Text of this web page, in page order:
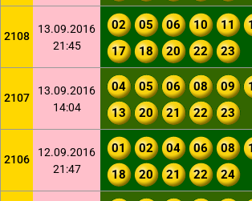
2108
13.09.2016
21:45
02 05 06 10 11
17
18 20 22 23
2107
13.09.2016
14:04
04 05 06 08 09
13
20 21 22 23
2106
12.09.2016
21:47
01 02 04 06 08
18
20 21 22 24